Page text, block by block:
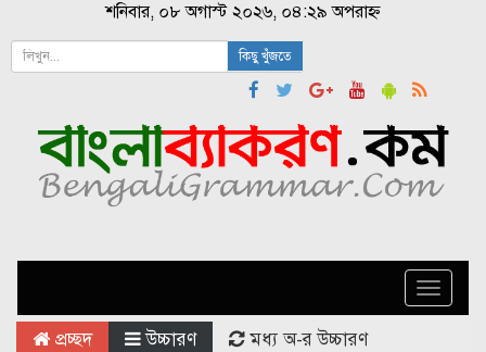
শনিবার, ০৮ অগাস্ট ২০২৬, ০৪:২৯ অপরাহ্ন
কিছু খুঁজতে
Toggle
প্রচ্ছদ
উচ্চারণ মধ্য অ-র উচ্চারণ